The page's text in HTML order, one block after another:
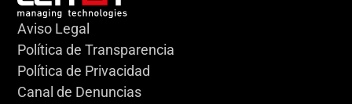
Aviso Legal
Política de Transparencia
Política de Privacidad
Canal de Denuncias